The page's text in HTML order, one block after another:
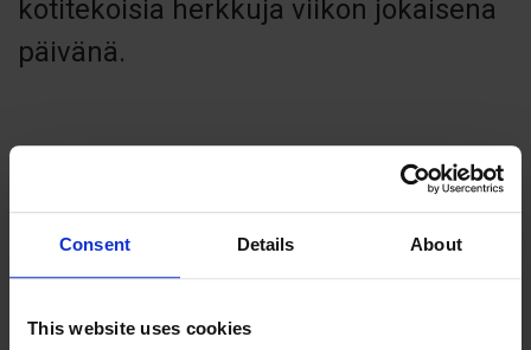
Consent Details About
This website uses cookies
kotitekoisia herkkuja viikon jokaisena
päivänä.
Contact info
+358 4570034000
amalia@aland.net
Visit website